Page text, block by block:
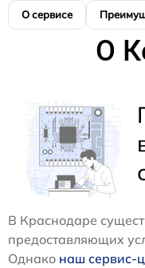
О сервисе
О
В Краснодаре
предоставляющих
Однако наш сервис-